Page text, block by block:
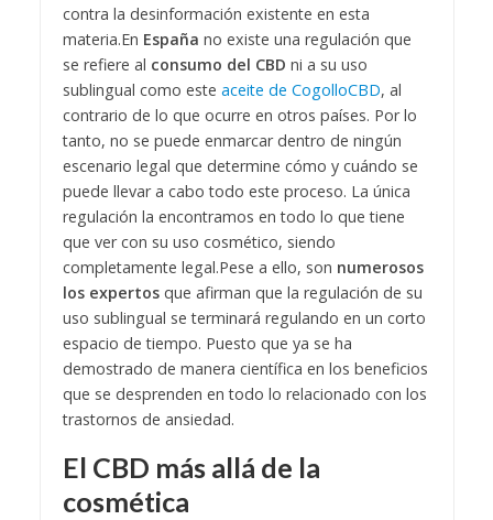
contra la desinformación existente en esta
materia.En España no existe una regulación que
se refiere al consumo del CBD ni a su uso
sublingual como este aceite de CogolloCBD, al
contrario de lo que ocurre en otros países. Por lo
tanto, no se puede enmarcar dentro de ningún
escenario legal que determine cómo y cuándo se
puede llevar a cabo todo este proceso. La única
regulación la encontramos en todo lo que tiene
que ver con su uso cosmético, siendo
completamente legal.Pese a ello, son numerosos
los expertosque afirman que la regulación de su
uso sublingual se terminará regulando en un corto
espacio de tiempo. Puesto que ya se ha
demostrado de manera científica en los beneficios
que se desprenden en todo lo relacionado con los
trastornos de ansiedad.
El CBD más allá de la
cosmética